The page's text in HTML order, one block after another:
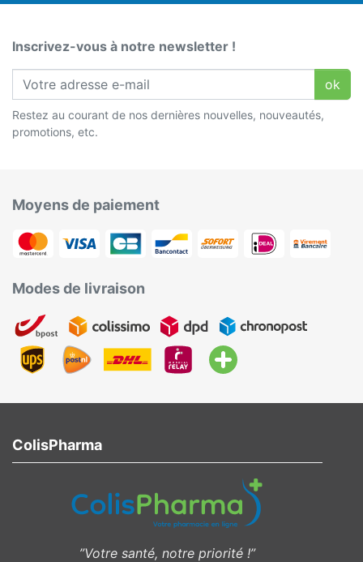
Inscrivez-vous à notre newsletter !
ok
Restez au courant de nos dernières nouvelles, nouveautés,
promotions, etc.
Moyens de paiement
Modes de livraison
ColisPharma
”Votre santé, notre priorité !”